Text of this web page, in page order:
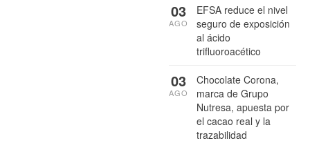
EFSA reduce el nivel
seguro de exposición
al ácido
trifluoroacético
03
AGO
Chocolate Corona,
marca de Grupo
Nutresa, apuesta por
el cacao real y la
trazabilidad
03
AGO